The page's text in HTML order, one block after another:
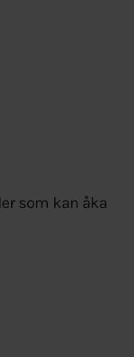
som kan åka